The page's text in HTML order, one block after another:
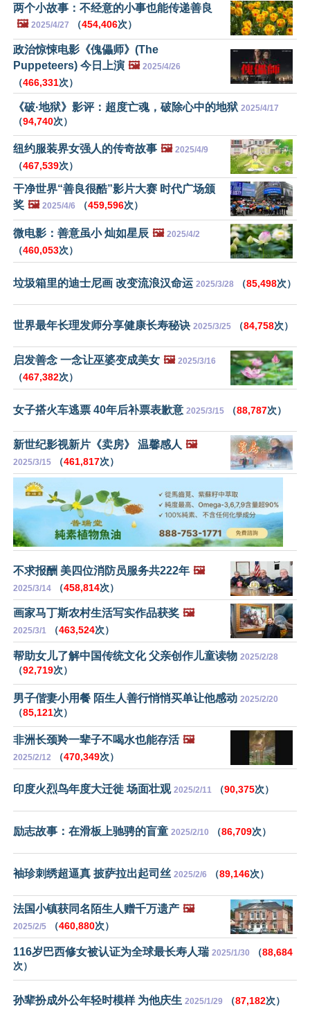
两个小故事：不经意的小事也能传递善良
🖼️ 2025/4/27 （454,406次）
政治惊悚电影《傀儡师》(The
Puppeteers) 今日上演 🖼️ 2025/4/26
（466,331次）
《破·地狱》影评：超度亡魂，破除心中的地狱 2025/4/17
（94,740次）
纽约服装界女强人的传奇故事 🖼️ 2025/4/9
（467,539次）
干净世界“善良很酷”影片大赛 时代广场颁
奖 🖼️ 2025/4/6 （459,596次）
微电影：善意虽小 灿如星辰 🖼️ 2025/4/2
（460,053次）
垃圾箱里的迪士尼画 改变流浪汉命运 2025/3/28 （85,498次）
世界最年长理发师分享健康长寿秘诀 2025/3/25 （84,758次）
启发善念 一念让巫婆变成美女 🖼️ 2025/3/16
（467,382次）
女子搭火车逃票 40年后补票表歉意 2025/3/15 （88,787次）
新世纪影视新片《卖房》 温馨感人 🖼️
2025/3/15 （461,817次）
不求报酬 美四位消防员服务共222年 🖼️
2025/3/14 （458,814次）
画家马丁斯农村生活写实作品获奖 🖼️
2025/3/1 （463,524次）
帮助女儿了解中国传统文化 父亲创作儿童读物 2025/2/28
（92,719次）
男子偕妻小用餐 陌生人善行悄悄买单让他感动 2025/2/20
（85,121次）
非洲长颈羚一辈子不喝水也能存活 🖼️
2025/2/12 （470,349次）
印度火烈鸟年度大迁徙 场面壮观 2025/2/11 （90,375次）
励志故事：在滑板上驰骋的盲童 2025/2/10 （86,709次）
袖珍刺绣超逼真 披萨拉出起司丝 2025/2/6 （89,146次）
法国小镇获同名陌生人赠千万遗产 🖼️
2025/2/5 （460,880次）
116岁巴西修女被认证为全球最长寿人瑞 2025/1/30 （88,684
次）
孙辈扮成外公年轻时模样 为他庆生 2025/1/29 （87,182次）